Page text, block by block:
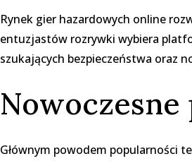
Rynek gier hazardowych online
entuzjastów rozrywki wybiera
szukających bezpieczeństwa oraz
Głównym powodem popularności